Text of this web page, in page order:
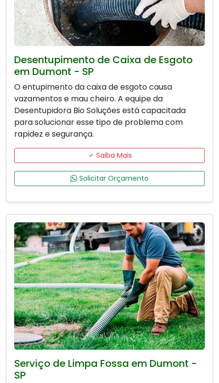
Desentupimento de Caixa de Esgoto
em Dumont - SP
O entupimento da caixa de esgoto causa
vazamentos e mau cheiro. A equipe da
Desentupidora Bio Soluções está capacitada
para solucionar esse tipo de problema com
rapidez e segurança.
Saiba Mais
Solicitar Orçamento
Serviço de Limpa Fossa em Dumont -
SP